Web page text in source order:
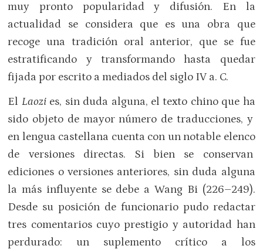
muy pronto popularidad y difusión. En la
actualidad se considera que es una obra que
recoge una tradición oral anterior, que se fue
estratificando y transformando hasta quedar
fijada por escrito a mediados del siglo IV a. C.
El Laozi es, sin duda alguna, el texto chino que ha
sido objeto de mayor número de traducciones, y
en lengua castellana cuenta con un notable elenco
de versiones directas. Si bien se conservan
ediciones o versiones anteriores, sin duda alguna
la más influyente se debe a Wang Bi (226–249).
Desde su posición de funcionario pudo redactar
tres comentarios cuyo prestigio y autoridad han
perdurado: un suplemento crítico a los